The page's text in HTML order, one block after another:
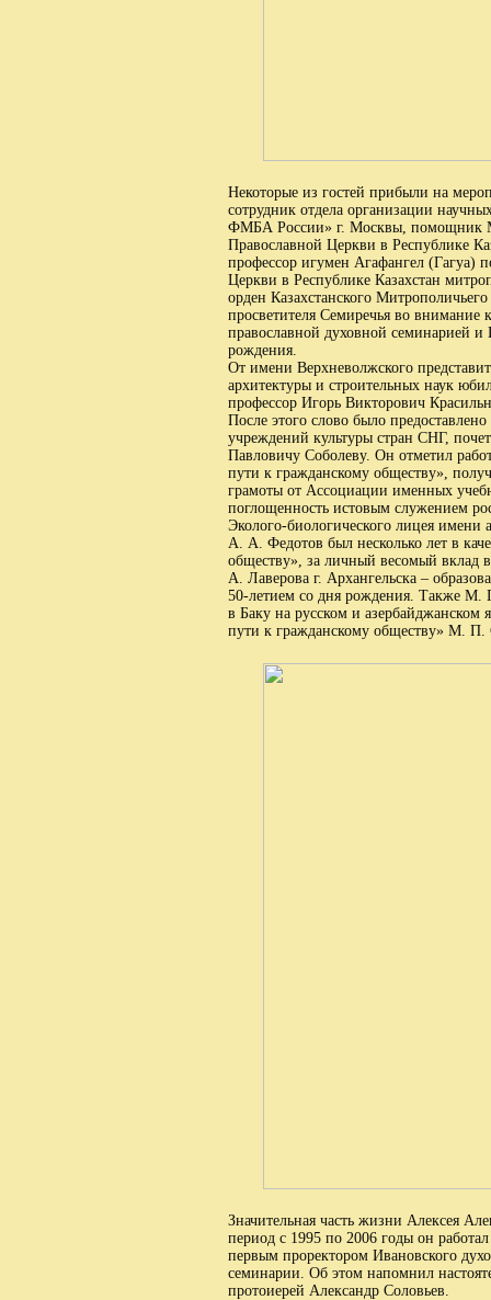
Некоторые из гостей прибыли на
сотрудник отдела организации
ФМБА России» г. Москвы, помощник
Православной Церкви в Республике
профессор игумен Агафангел (Гагуа)
Церкви в Республике Казахстан
орден Казахстанского
просветителя Семиречья во
православной духовной семинарией
рождения.
От имени Верхневолжского
архитектуры и строительных наук
профессор Игорь Викторович
После этого слово было
учреждений культуры стран СНГ,
Павловичу Соболеву. Он отметил
пути к гражданскому обществу»,
грамоты от Ассоциации именных
поглощенность истовым служением
Эколого-биологического лицея имени
А. А. Федотов был несколько лет в
обществу», за личный весомый вклад
А. Лаверова г. Архангельска –
50-летием со дня рождения. Также М.
в Баку на русском и азербайджанском
пути к гражданскому обществу» М. П.
Значительная часть жизни Алексея
период с 1995 по 2006 годы он
первым проректором Ивановского
семинарии. Об этом напомнил
протоиерей Александр Соловьев.